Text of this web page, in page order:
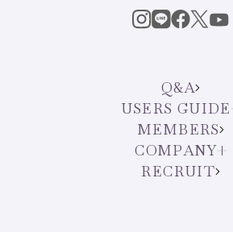
Q&A
USERS GUIDE
MEMBERS
COMPANY
RECRUIT